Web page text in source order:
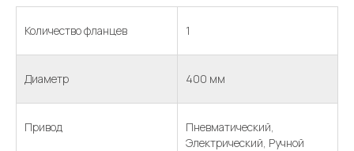
Количество фланцев 1
Диаметр 400 мм
Привод
Пневматический,
Электрический, Ручной